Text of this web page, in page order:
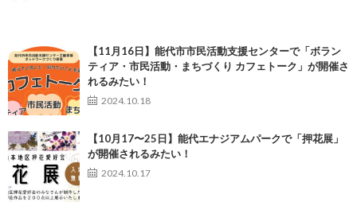
【11月16日】能代市市民活動支援センターで「ボラン
ティア・市民活動・まちづくり カフェトーク」が開催さ
れるみたい！
2024.10.18
【10月17〜25日】能代エナジアムパークで「押花展」
が開催されるみたい！
2024.10.17